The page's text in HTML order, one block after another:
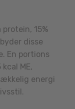
15%
disse
En portions
ME,
energi